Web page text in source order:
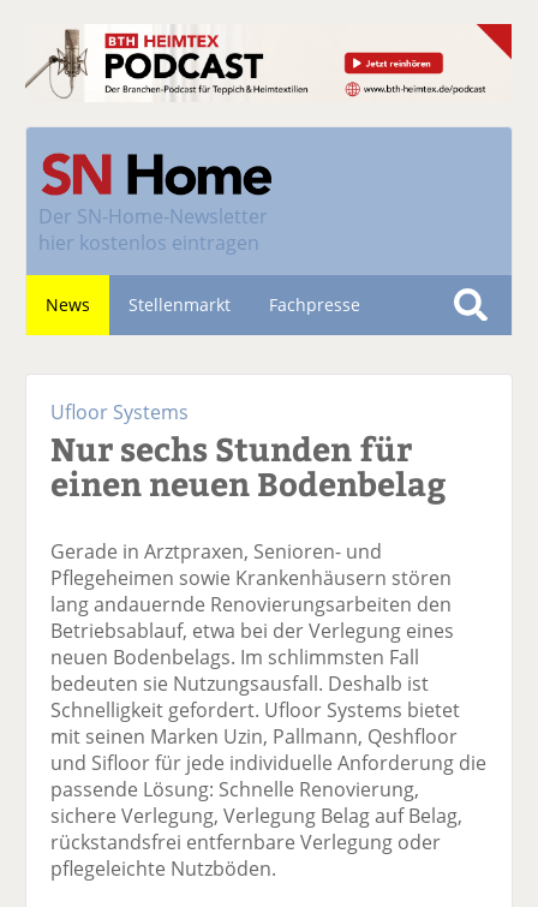
Der SN-Home-Newsletter
hier kostenlos eintragen
News Stellenmarkt Fachpresse
S
Ufloor Systems
Nur sechs Stunden für
einen neuen Bodenbelag
Gerade in Arztpraxen, Senioren- und
Pflegeheimen sowie Krankenhäusern stören
lang andauernde Renovierungsarbeiten den
Betriebsablauf, etwa bei der Verlegung eines
neuen Bodenbelags. Im schlimmsten Fall
bedeuten sie Nutzungsausfall. Deshalb ist
Schnelligkeit gefordert. Ufloor Systems bietet
mit seinen Marken Uzin, Pallmann, Qeshfloor
und Sifloor für jede individuelle Anforderung die
passende Lösung: Schnelle Renovierung,
sichere Verlegung, Verlegung Belag auf Belag,
rückstandsfrei entfernbare Verlegung oder
pflegeleichte Nutzböden.